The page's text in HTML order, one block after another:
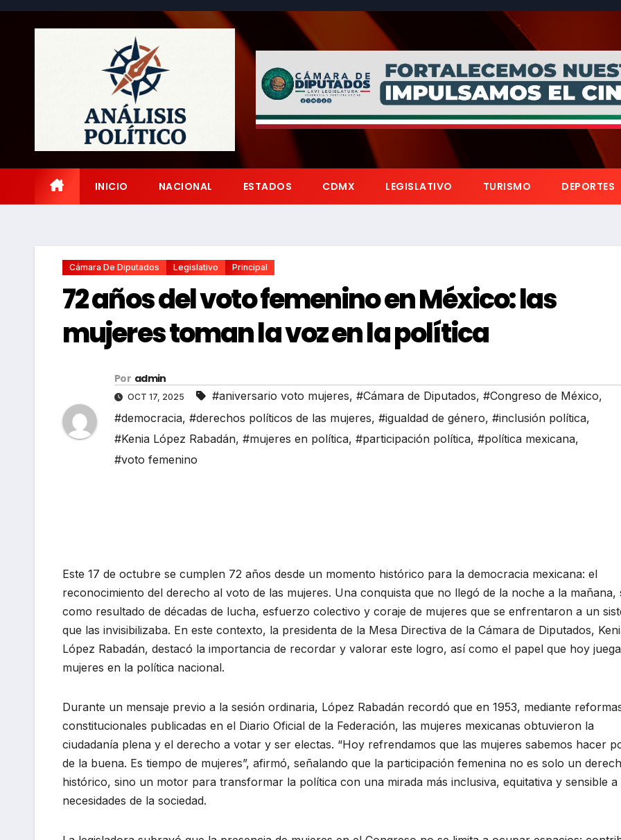
Saltar
INICIO NACIONAL ESTADOS CDMX LEGISLATIVO TURISMO DEPORTES
Cámara De Diputados Legislativo Principal
72 años del voto femenino en México: las
mujeres toman la voz en la política
Por admin
OCT 17, 2025 #aniversario voto mujeres, #Cámara de Diputados, #Congreso de México,
#democracia, #derechos políticos de las mujeres, #igualdad de género, #inclusión política,
#Kenia López Rabadán, #mujeres en política, #participación política, #política mexicana,
#voto femenino
Este 17 de octubre se cumplen 72 años desde un momento histórico para la democracia mexicana: el
reconocimiento del derecho al voto de las mujeres. Una conquista que no llegó de la noche a la mañana,
como resultado de décadas de lucha, esfuerzo colectivo y coraje de mujeres que se enfrentaron a un
que las invisibilizaba. En este contexto, la presidenta de la Mesa Directiva de la Cámara de Diputados,
López Rabadán, destacó la importancia de recordar y valorar este logro, así como el papel que hoy
mujeres en la política nacional.
Durante un mensaje previo a la sesión ordinaria, López Rabadán recordó que en 1953, mediante
constitucionales publicadas en el Diario Oficial de la Federación, las mujeres mexicanas obtuvieron la
ciudadanía plena y el derecho a votar y ser electas. “Hoy refrendamos que las mujeres sabemos hacer
de la buena. Es tiempo de mujeres”, afirmó, señalando que la participación femenina no es solo un
histórico, sino un motor para transformar la política con una mirada más inclusiva, equitativa y sensible a
necesidades de la sociedad.